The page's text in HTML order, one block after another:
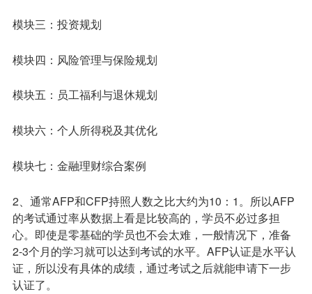
模块三：投资规划
模块四：风险管理与保险规划
模块五：员工福利与退休规划
模块六：个人所得税及其优化
模块七：金融理财综合案例
2、通常AFP和CFP持照人数之比大约为10：1。所以AFP
的考试通过率从数据上看是比较高的，学员不必过多担
心。即使是零基础的学员也不会太难，一般情况下，准备
2-3个月的学习就可以达到考试的水平。AFP认证是水平认
证，所以没有具体的成绩，通过考试之后就能申请下一步
认证了。